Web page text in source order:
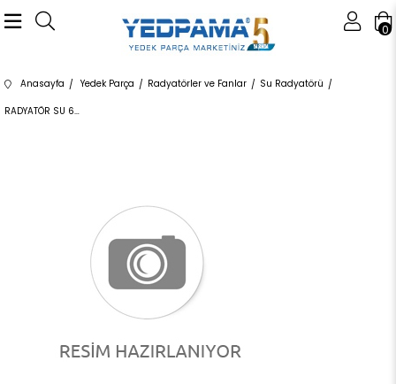
0
Anasayfa Yedek Parça Radyatörler ve Fanlar Su Radyatörü
RADYATÖR SU 60817 17118672104 17118672104 F20,F21,F22,F23,F30,F31,F34,F32,F33,F36 B38,N20,N26 12/15<